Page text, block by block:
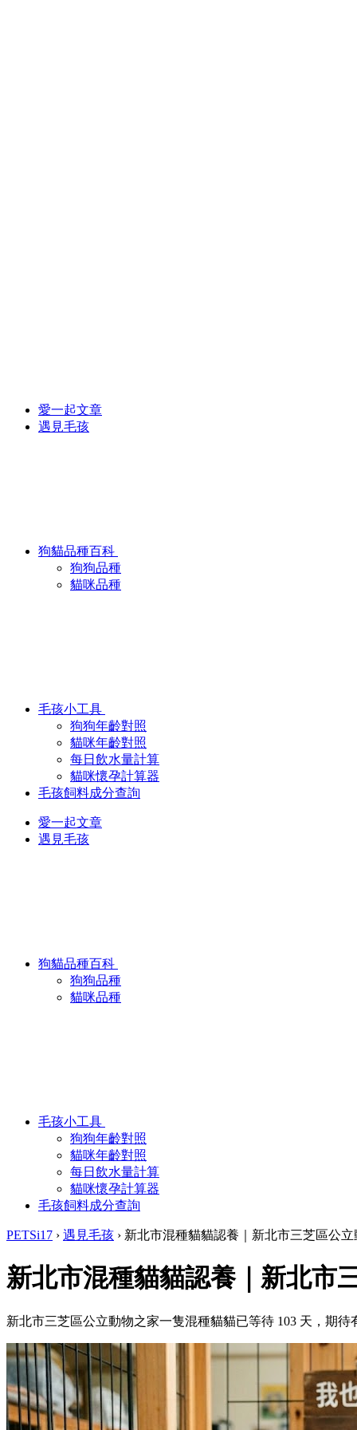
愛一起文章
遇見毛孩
狗貓品種百科
狗狗品種
貓咪品種
毛孩小工具
狗狗年齡對照
貓咪年齡對照
每日飲水量計算
貓咪懷孕計算器
毛孩飼料成分查詢
愛一起文章
遇見毛孩
狗貓品種百科
狗狗品種
貓咪品種
毛孩小工具
狗狗年齡對照
貓咪年齡對照
每日飲水量計算
貓咪懷孕計算器
毛孩飼料成分查詢
PETSi17 › 遇見毛孩 › 新北市混種貓貓認養｜新北市三芝區公立
新北市混種貓貓認養｜新北市
新北市三芝區公立動物之家一隻混種貓貓已等待 103 天，期